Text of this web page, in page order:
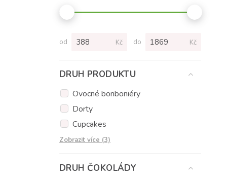
od Kč do Kč
DRUH PRODUKTU
Ovocné bonboniéry
Dorty
Cupcakes
Dortové nanuky
Květiny
Donuty
Zobrazit více (3)
DRUH ČOKOLÁDY